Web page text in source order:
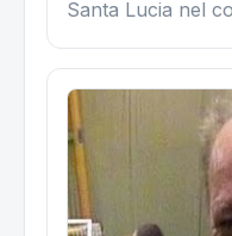
Santa Lucia nel